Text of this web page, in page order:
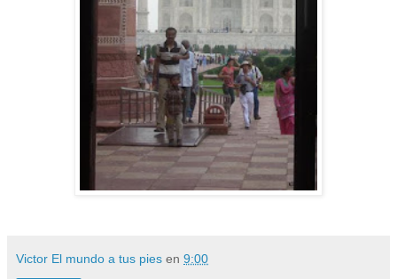
Victor El mundo a tus pies en 9:00